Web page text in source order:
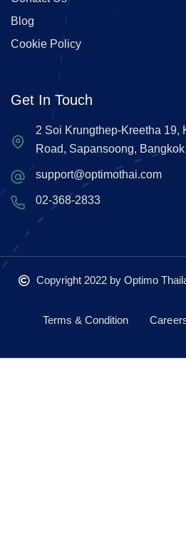
Blog
Cookie Policy
Get In Touch
2 Soi Krungthep-Kreetha 19,
Road, Sapansoong,
support@optimothai.com
02-368-2833
Copyright 2022 by Optimo
Terms & Condition